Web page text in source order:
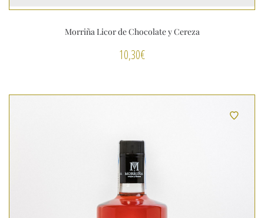
Morriña Licor de Chocolate y Cereza
10,30€